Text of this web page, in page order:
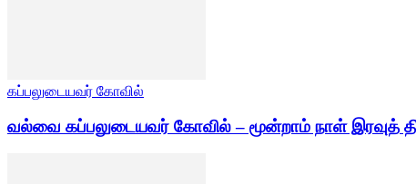
கப்பலுடையவர் கோவில்
வல்வை கப்பலுடையவர் கோவில் – மூன்றாம் நாள் இரவுத்